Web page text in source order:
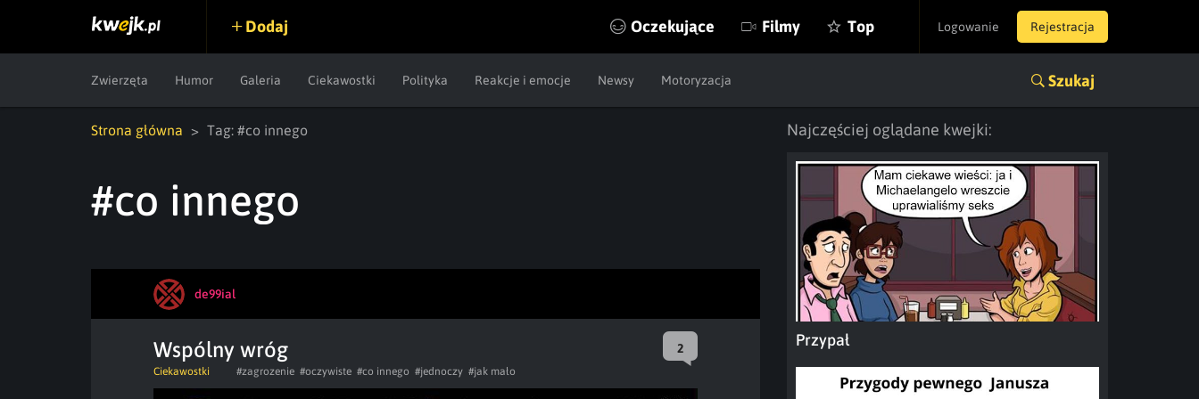
Logowanie Rejestracja
Dodaj Oczekujące Filmy Top
Zwierzęta Humor Galeria Ciekawostki Polityka Reakcje i emocje Newsy Motoryzacja Szukaj
Strona główna Tag: #co innego
#co innego
de99ial
Wspólny wróg 2
Ciekawostki #zagrozenie #oczywiste #co innego #jednoczy #jak mało
Najczęściej oglądane kwejki:
Przypał